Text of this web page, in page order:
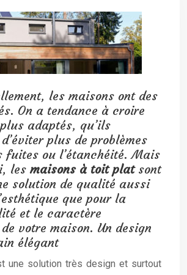
les maisons ont des
On a tendance à croire
adaptés, qu’ils
plus de problèmes
fuites ou l’étanchéité. Mais
lesmaisons à toit platsont
solution de qualité aussi
que pour la
et le caractère
votre maison. Un design
élégant
une solution très design et surtout